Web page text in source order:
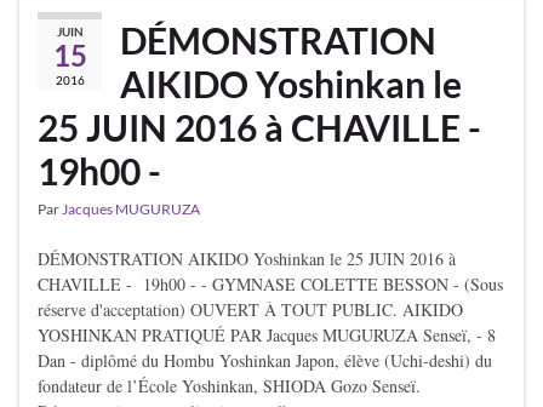
JUIN
15
2016
DÉMONSTRATION
AIKIDO Yoshinkan le
25 JUIN 2016 à CHAVILLE -
19h00 -
ParJacques MUGURUZA
DÉMONSTRATION AIKIDO Yoshinkan le 25 JUIN 2016 à
CHAVILLE - 19h00 - - GYMNASE COLETTE BESSON - (Sous
réserve d'acceptation) OUVERT À TOUT PUBLIC. AIKIDO
YOSHINKAN PRATIQUÉ PAR Jacques MUGURUZA Senseï, - 8
Dan - diplômé du Hombu Yoshinkan Japon, élève (Uchi-deshi) du
fondateur de l’École Yoshinkan, SHIODA Gozo Senseï.